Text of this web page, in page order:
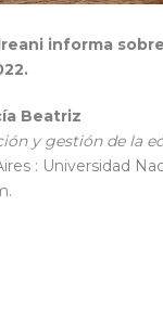
informa
Beatriz
y gestión de la
: Universidad